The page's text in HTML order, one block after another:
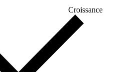
Croissance